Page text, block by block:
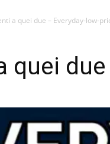
a quei due – Everyday-low-
quei